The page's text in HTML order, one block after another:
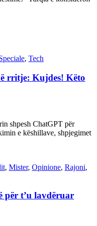
, Tech
rritje: Kujdes! Këto
shpesh ChatGPT për
e këshillave, shpjegimet
, Mister, Opinione, Rajoni,
për t’u lavdëruar